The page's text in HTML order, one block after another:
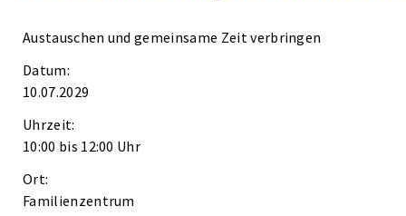
Austauschen und gemeinsame Zeit verbringen
Datum:
10.07.2029
Uhrzeit:
10:00 bis 12:00 Uhr
Ort:
Familienzentrum